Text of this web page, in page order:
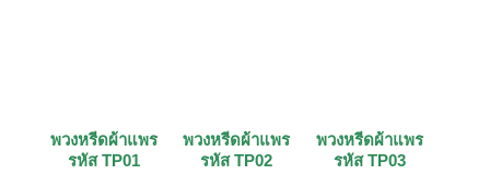
พวงหรีดผ้าแพร
รหัส TP01
พวงหรีดผ้าแพร
รหัส TP02
พวงหรีดผ้าแพร
รหัส TP03